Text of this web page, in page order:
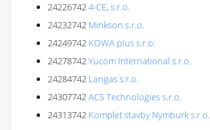
242267424-CE, s.r.o.
24232742 Minkson s.r.o.
24249742 KOWA plus s.r.o.
24278742Yucom International s.r.o.
24284742 Langas s.r.o.
24307742ACS Technologies s.r.o.
24313742 Komplet stavby Nymburk s.r.o.